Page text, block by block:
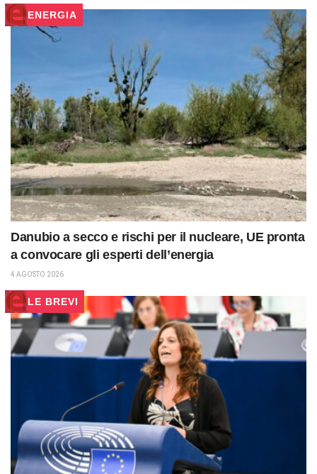
ENERGIA
Danubio a secco e rischi per il nucleare, UE pronta
a convocare gli esperti dell’energia
4 AGOSTO 2026
LE BREVI